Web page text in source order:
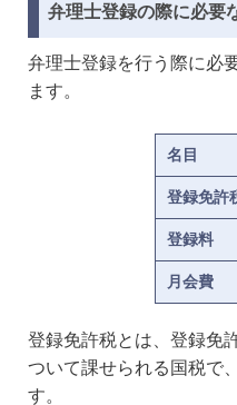
弁理士登録の際に必要
弁理士登録を行う際に必
ます。
名目
登録免許
登録料
月会費
登録免許税とは、登録免
ついて課せられる国税で
す。